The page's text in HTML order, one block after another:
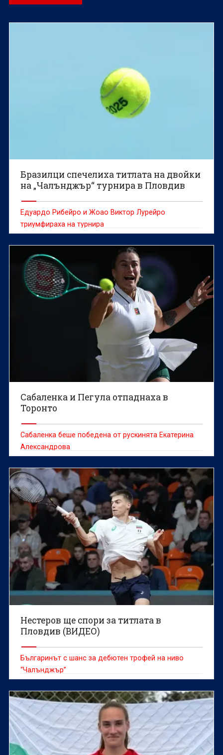
Бразилци спечелиха титлата на двойки
на „Чалънджър“ турнира в Пловдив
Едуардо Рибейро и Жоао Виктор Лурейро
триумфираха на турнира
Сабаленка и Пегула отпаднаха в
Торонто
Сабаленка беше победена от рускинята Екатерина
Александрова
Нестеров ще спори за титлата в
Пловдив (ВИДЕО)
Българинът с шанс за дебютен трофей на ниво
“Чалънджър”